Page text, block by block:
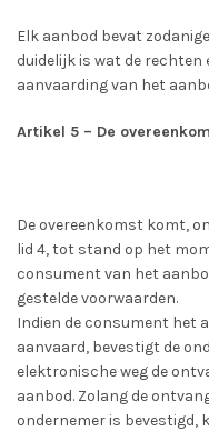
Elk aanbod bevat
duidelijk is wat de rechten
aanvaarding van het
Artikel 5 – De
De overeenkomst komt,
lid 4, tot stand op het
consument van het
gestelde voorwaarden.
Indien de consument het
aanvaard, bevestigt de
elektronische weg de
aanbod. Zolang de
ondernemer is bevestigd,